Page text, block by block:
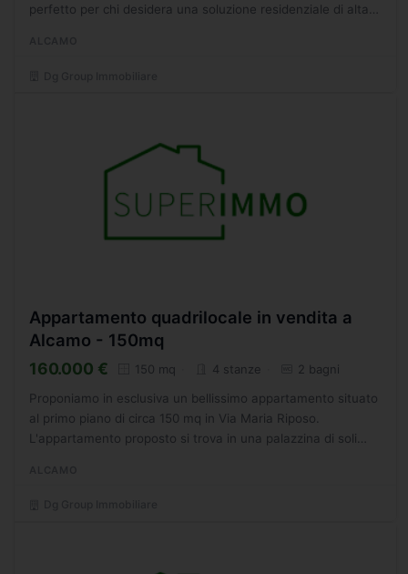
perfetto per chi desidera una soluzione residenziale di alta
Appartamento quadrilocale in vendita a
Alcamo - 150mq
160.000 € 150 mq 4 stanze 2 bagni
Proponiamo in esclusiva un bellissimo appartamento situato
al primo piano di circa 150 mq in Via Maria Riposo.
L'appartamento proposto si trova in una palazzina di soli